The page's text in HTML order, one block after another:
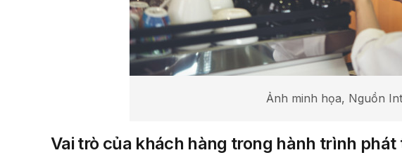
Ảnh minh họa, Nguồn
Vai trò của khách hàng trong hành trình phát